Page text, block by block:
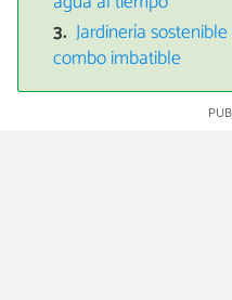
Jardinería
combo imbatible